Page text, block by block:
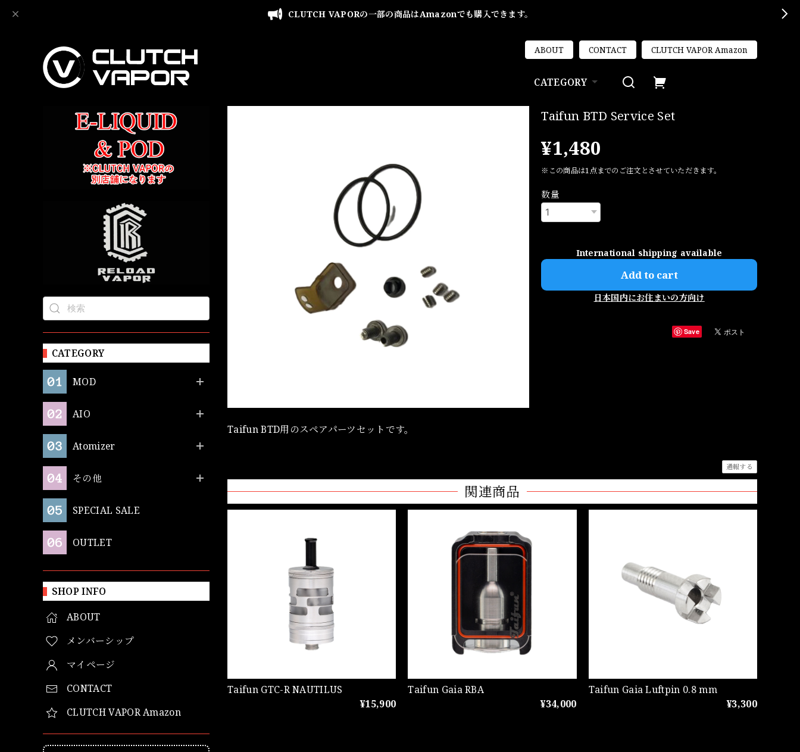
CLUTCH VAPORの一部の商品はAmazonでも購入できます。
ABOUT CONTACT CLUTCH VAPOR Amazon
CATEGORY
CATEGORY
MOD
AIO
Atomizer
その他
SPECIAL SALE
OUTLET
SHOP INFO
ABOUT
メンバーシップ
マイページ
CONTACT
CLUTCH VAPOR Amazon
Taifun BTD Service Set
¥1,480
※この商品は1点までのご注文とさせていただきます。
数量
International shipping available
Add to cart
日本国内にお住まいの方向け
Save
Taifun BTD用のスペアパーツセットです。
通報する
関連商品
Taifun GTC-R NAUTILUS
¥15,900
Taifun Gaia RBA
¥34,000
Taifun Gaia Luftpin 0.8 mm
¥3,300